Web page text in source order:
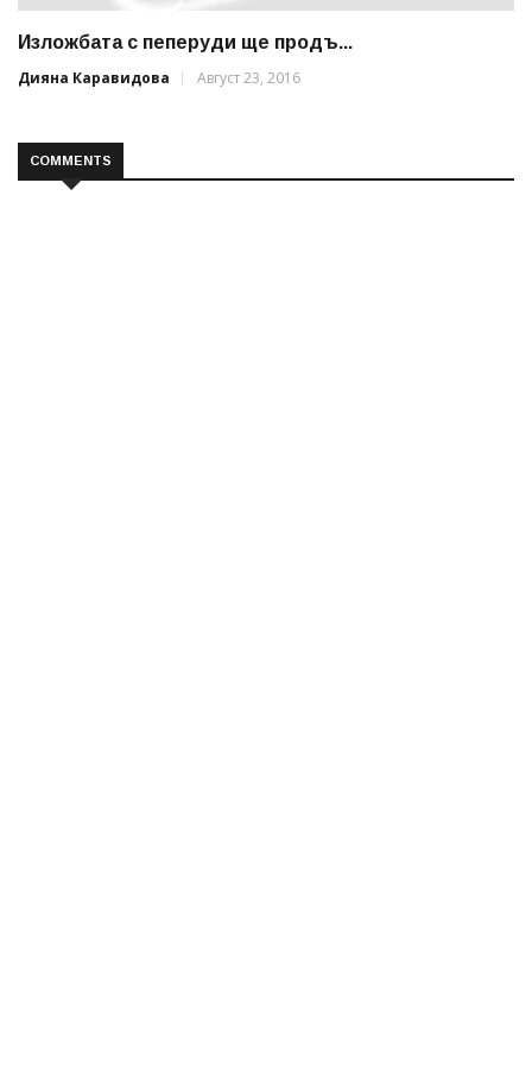
Изложбата с пеперуди ще продъ...
Дияна Каравидова
Август 23, 2016
COMMENTS